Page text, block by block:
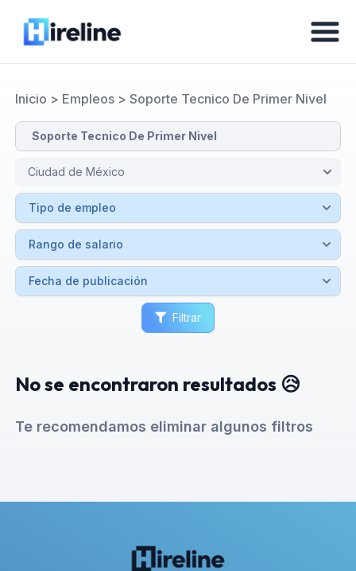
Inicio > Empleos> Soporte Tecnico De Primer Nivel
Filtrar
No se encontraron resultados 😥
Te recomendamos eliminar algunos filtros